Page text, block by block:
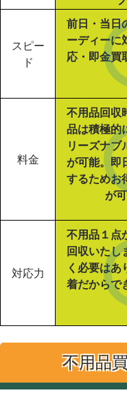
スピー
ド
前日・当日
ーディーに
応・即金買
料金
不用品回収
品は積極的
リーズナブ
が可能。即
するためお
が
対応力
不用品１点
回収いたし
く必要はあ
着だからで
不用品